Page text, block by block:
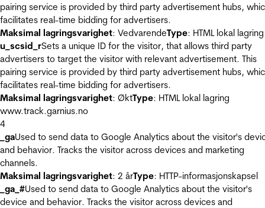
pairing service is provided by third party advertisement hubs,
facilitates real-time bidding for advertisers.
Maksimal lagringsvarighet: VedvarendeType: HTML lokal lagring
u_scsid_rSets a unique ID for the visitor, that allows third party
advertisers to target the visitor with relevant advertisement. This
pairing service is provided by third party advertisement hubs,
facilitates real-time bidding for advertisers.
Maksimal lagringsvarighet: ØktType: HTML lokal lagring
www.track.garnius.no
4
_gaUsed to send data to Google Analytics about the visitor's
and behavior. Tracks the visitor across devices and marketing
channels.
Maksimal lagringsvarighet: 2 årType: HTTP-informasjonskapsel
_ga_#Used to send data to Google Analytics about the visitor's
device and behavior. Tracks the visitor across devices and